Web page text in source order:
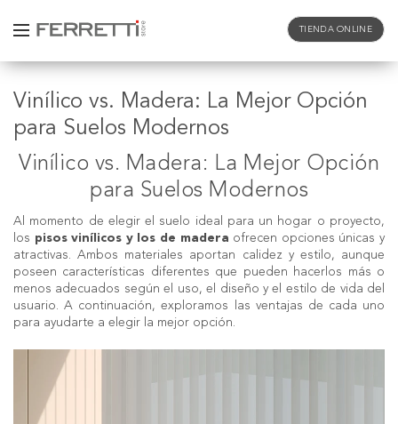
TIENDA ONLINE
Vinílico vs. Madera: La Mejor Opción
para Suelos Modernos
Vinílico vs. Madera: La Mejor Opción
para Suelos Modernos
Al momento de elegir el suelo ideal para un hogar o proyecto,
los pisos vinílicos y los de madera ofrecen opciones únicas y
atractivas. Ambos materiales aportan calidez y estilo, aunque
poseen características diferentes que pueden hacerlos más o
menos adecuados según el uso, el diseño y el estilo de vida del
usuario. A continuación, exploramos las ventajas de cada uno
para ayudarte a elegir la mejor opción.